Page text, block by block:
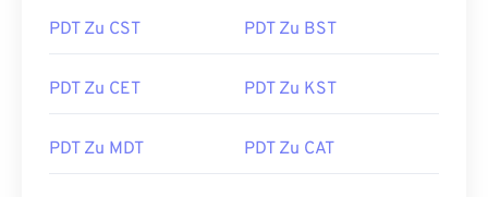
PDT Zu CST PDT Zu BST
PDT Zu CET PDT Zu KST
PDT Zu MDT PDT Zu CAT